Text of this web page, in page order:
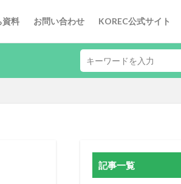
資料 お問い合わせ KOREC公式サイト
記事一覧